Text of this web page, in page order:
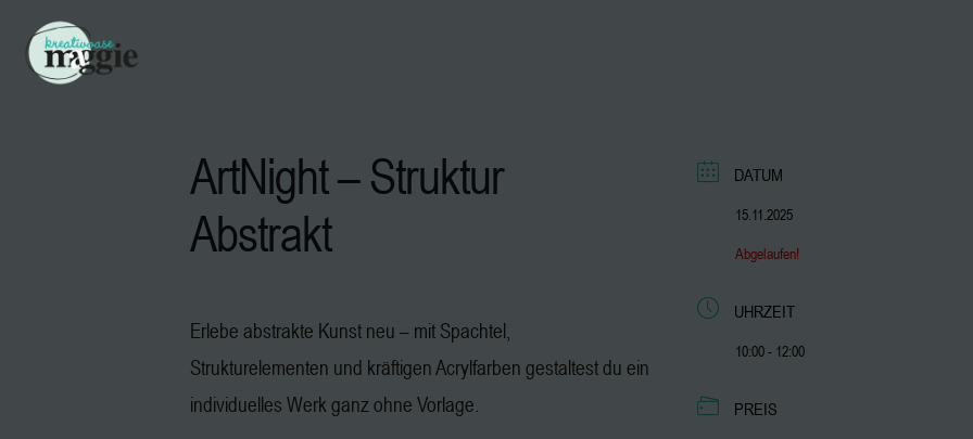
ArtNight – Struktur
Abstrakt
Erlebe abstrakte Kunst neu – mit Spachtel,
Strukturelementen und kräftigen Acrylfarben gestaltest du ein
individuelles Werk ganz ohne Vorlage.
DATUM
15.11.2025
Abgelaufen!
UHRZEIT
10:00 - 12:00
PREIS